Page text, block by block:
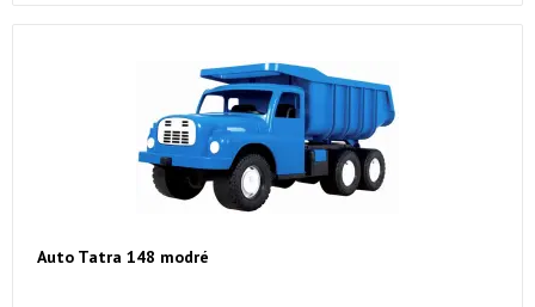
Auto Tatra 148 modré